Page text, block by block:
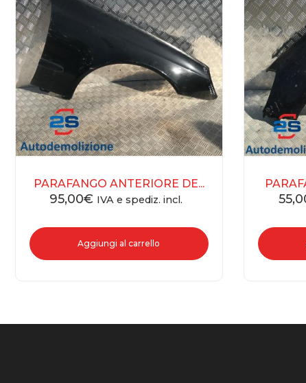
PARAFANGO ANTERIORE DE...
95,00€ IVA e spediz. incl.
Aggiungi al carrello